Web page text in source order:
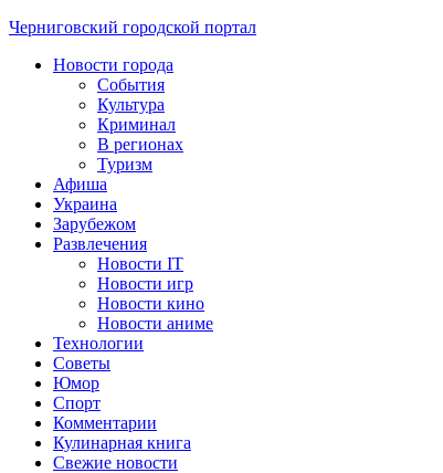
Черниговский городской портал
Новости города
События
Культура
Криминал
В регионах
Туризм
Афиша
Украина
Зарубежом
Развлечения
Новости IT
Новости игр
Новости кино
Новости аниме
Технологии
Советы
Юмор
Спорт
Комментарии
Кулинарная книга
Свежие новости